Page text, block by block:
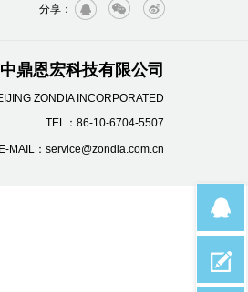
分享：
鼎恩宏科技有限公司
ZONDIA INCORPORATED
TEL：86-10-6704-5507
E-MAIL：service@zondia.com.cn